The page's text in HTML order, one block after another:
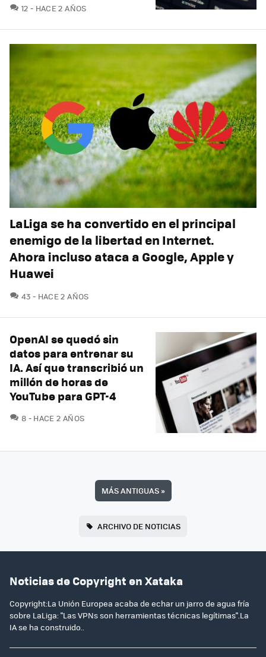
12 COMENTARIOS
HACE 2 AÑOS
LaLiga se ha convertido en el principal
enemigo de la libertad en Internet.
Ahora incluso ataca a Google, Apple y
Huawei
43 COMENTARIOS
HACE 2 AÑOS
OpenAI se quedó sin
datos para entrenar su
IA. Así que transcribió un
millón de horas de
YouTube para GPT-4
8 COMENTARIOS
HACE 2 AÑOS
MÁS ANTIGUAS»
ARCHIVO DE NOTICIAS
Noticias de Copyright en Xataka
Copyright:La Unión Europea acaba de echar un jarro de agua fría
sobre LaLiga: "Las VPNs son herramientas técnicas legítimas".La
IA se ha construido..